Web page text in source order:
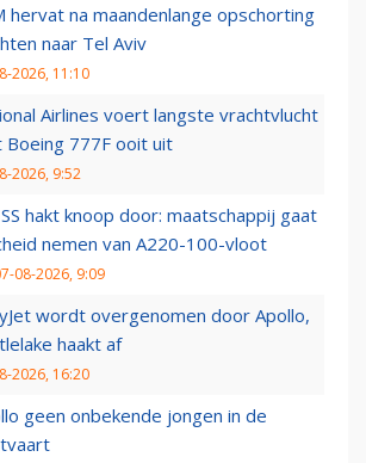
hervat na maandenlange opschorting
naar Tel Aviv
2026, 11:10
Airlines voert langste vrachtvlucht
Boeing 777F ooit uit
2026, 9:52
hakt knoop door: maatschappij gaat
nemen van A220-100-vloot
08-2026, 9:09
wordt overgenomen door Apollo,
haakt af
2026, 16:20
geen onbekende jongen in de